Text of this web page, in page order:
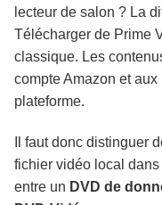
Règles
en France
Questions
Conclusion
lecteur de salon ? La
Télécharger de Prime
classique. Les
compte Amazon et
plateforme.
Il faut donc distinguer
fichier vidéo local
entre un DVD de